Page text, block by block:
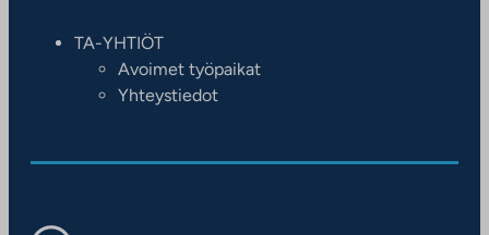
TA-YHTIÖT
Avoimet työpaikat
Yhteystiedot